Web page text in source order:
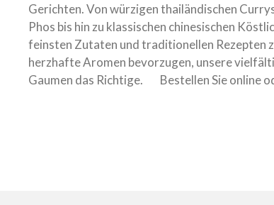
Gerichten. Von würzigen thailändischen
Phos bis hin zu klassischen chinesischen
feinsten Zutaten und traditionellen Rezepten
herzhafte Aromen bevorzugen, unsere
Gaumen das Richtige. Bestellen Sie online